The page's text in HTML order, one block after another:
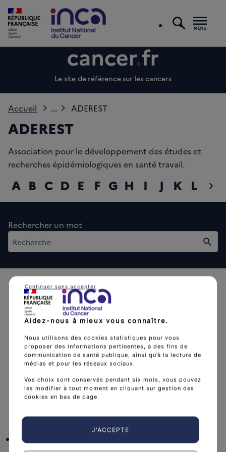
Le site de référence sur les cancers
Accueil ... ADEREST
ADEREST
Association pour le développement des études et
recherches épidémiologiques en santé travail.
chevron_right
A B C D E F G H I J K L M
Rechercher un mot
L'Institut national du cancer est l’agence d'expertise
sanitaire et scientifique en cancérologie de l’État.
Découvrir l’Institut
arrow_forward
Nous suivre
Aidez-nous à mieux vous connaître.
Nous utilisons des cookies statistiques pour vous
proposer des informations pertinentes, à des fins de
communication de santé publique, ainsi qu’à la lecture de
médias et pour les réseaux sociaux.
Vos choix sont conservés pendant six mois, vous pouvez
les modifier à tout moment en cliquant sur gestion des
cookies en bas de page.
J'ACCEPTE
Continuer sans accepter